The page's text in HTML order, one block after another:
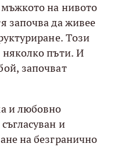
на нивото
започва да живее
Този
няколко пъти. И
започват
и любовно
и
на безгранично